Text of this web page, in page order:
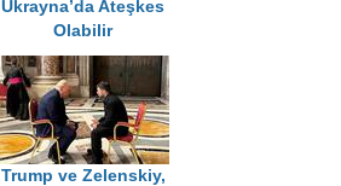
Ukrayna’da Ateşkes
Olabilir
Trump ve Zelenskiy,